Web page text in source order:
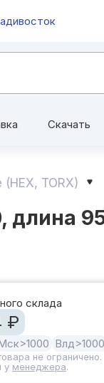
Скачать
TORX)
длина
склада
₽
>1000 Влд>1000
не ограничено.
у менеджера.